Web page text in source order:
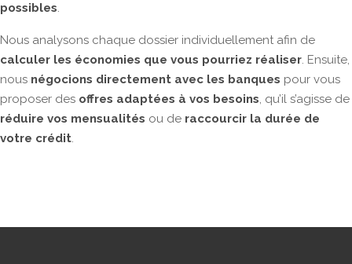
possibles.
Nous analysons chaque dossier individuellement afin de
calculer les économies que vous pourriez réaliser. Ensuite,
nous négocions directement avec les banques pour vous
proposer des offres adaptées à vos besoins, qu’il s’agisse de
réduire vos mensualités ou de raccourcir la durée de
votre crédit.